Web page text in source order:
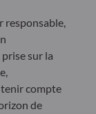
responsable,
sur la
tenir compte
de